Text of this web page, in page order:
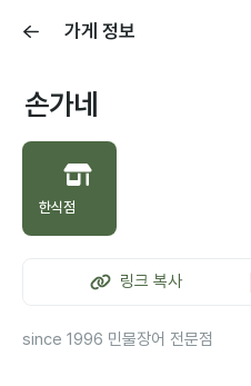
가게 정보
손가네
한식점
링크 복사
since 1996 민물장어 전문점